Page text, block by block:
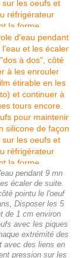
pendant 9 mn
écaler de suite.
pointu le l'oeuf
Disposer les 5
de 1 cm environ
avec les piques
extrémité des
avec des liens en
pression sur les